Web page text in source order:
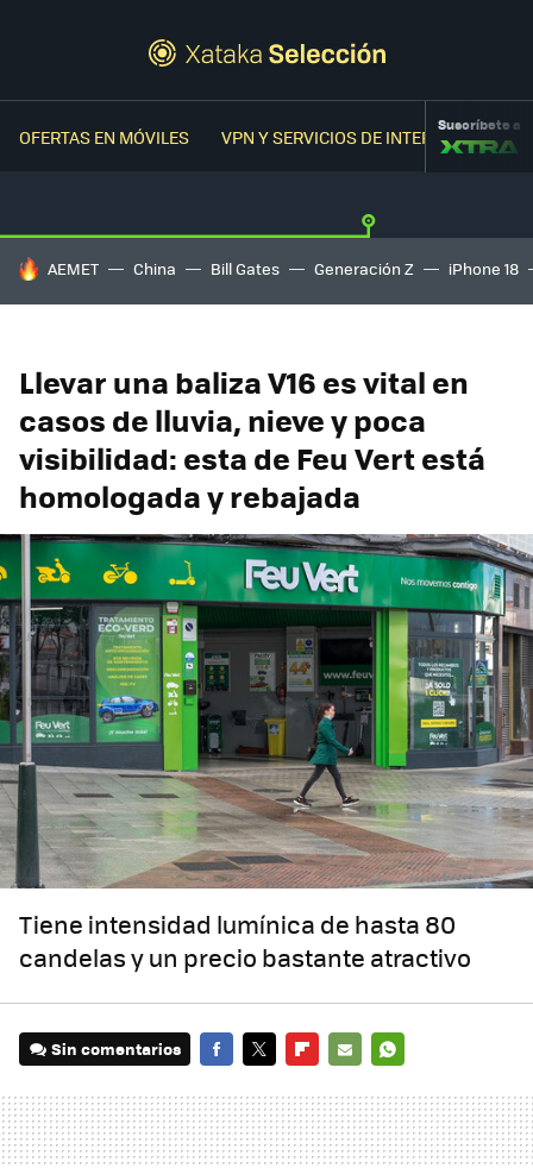
OFERTAS EN MÓVILES VPN Y SERVICIOS DE INTERNETSuscríbete a
HOY SE HABLA DE
AEMET China Bill Gates Generación Z iPhone 18
Llevar una baliza V16 es vital en
casos de lluvia, nieve y poca
visibilidad: esta de Feu Vert está
homologada y rebajada
Tiene intensidad lumínica de hasta 80
candelas y un precio bastante atractivo
Sin comentarios
MAIL